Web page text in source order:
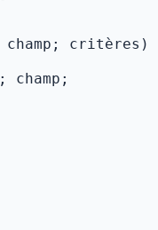
champ; critères)
champ;